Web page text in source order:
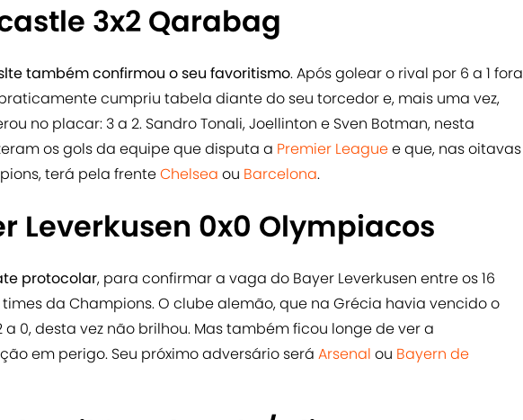
3x2 Qarabag
também confirmou o seu favoritismo. Após golear o rival por 6 a 1 fora
cumpriu tabela diante do seu torcedor e, mais uma vez,
no placar: 3 a 2. Sandro Tonali, Joellinton e Sven Botman, nesta
os gols da equipe que disputa a Premier Leaguee que, nas oitavas
terá pela frenteChelsea ou Barcelona.
Leverkusen 0x0 Olympiacos
protocolar, para confirmar a vaga do Bayer Leverkusen entre os 16
da Champions. O clube alemão, que na Grécia havia vencido o
a 0, desta vez não brilhou. Mas também ficou longe de ver a
em perigo. Seu próximo adversário será Arsenal ou Bayern de